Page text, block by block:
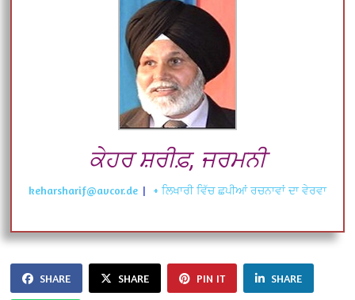
ਕੇਹਰ ਸ਼ਰੀਫ਼, ਜਰਮਨੀ
keharsharif@avcor.de | + ਲਿਖਾਰੀ ਵਿੱਚ ਛਪੀਆਂ ਰਚਨਾਵਾਂ ਦਾ ਵੇਰਵਾ
SHARE SHARE PIN IT SHARE